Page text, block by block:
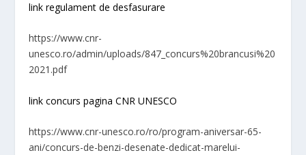
link regulament de desfasurare
https://www.cnr-
unesco.ro/admin/uploads/847_concurs%20brancusi%20
2021.pdf
link concurs pagina CNR UNESCO
https://www.cnr-unesco.ro/ro/program-aniversar-65-
ani/concurs-de-benzi-desenate-dedicat-marelui-